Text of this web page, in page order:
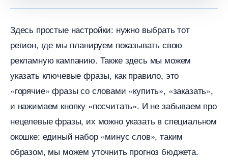
Здесь простые настройки: нужно выбрать тот
регион, где мы планируем показывать свою
рекламную кампанию. Также здесь мы можем
указать ключевые фразы, как правило, это
«горячие» фразы со словами «купить», «заказать»,
и нажимаем кнопку «посчитать». И не забываем про
нецелевые фразы, их можно указать в специальном
окошке: единый набор «минус слов», таким
образом, мы можем уточнить прогноз бюджета.